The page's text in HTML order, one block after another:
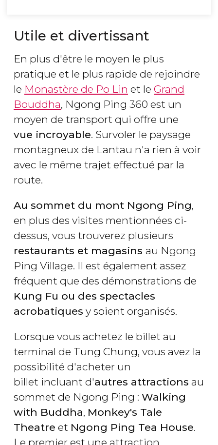
Utile et divertissant
En plus d'être le moyen le plus
pratique et le plus rapide de rejoindre
le Monastère de Po Lin et le Grand
Bouddha, Ngong Ping 360 est un
moyen de transport qui offre une
vue incroyable. Survoler le paysage
montagneux de Lantau n'a rien à voir
avec le même trajet effectué par la
route.
Au sommet du mont Ngong Ping,
en plus des visites mentionnées ci-
dessus, vous trouverez plusieurs
restaurants et magasins au Ngong
Ping Village. Il est également assez
fréquent que des démonstrations de
Kung Fu ou des spectacles
acrobatiques y soient organisés.
Lorsque vous achetez le billet au
terminal de Tung Chung, vous avez la
possibilité d'acheter un
billet incluant d'autres attractions au
sommet de Ngong Ping : Walking
with Buddha, Monkey's Tale
Theatre et Ngong Ping Tea House.
Le premier est une attraction